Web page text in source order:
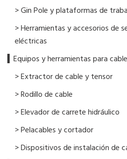
> Gin Pole y plataformas de
> Herramientas y accesorios de
eléctricas
▍Equipos y herramientas para
> Extractor de cable y tensor
> Rodillo de cable
> Elevador de carrete hidráulico
> Pelacables y cortador
> Dispositivos de instalación de